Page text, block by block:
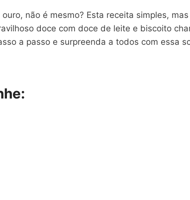
não é mesmo? Esta receita simples,
doce com doce de leite e biscoito
a passo e surpreenda a todos com essa